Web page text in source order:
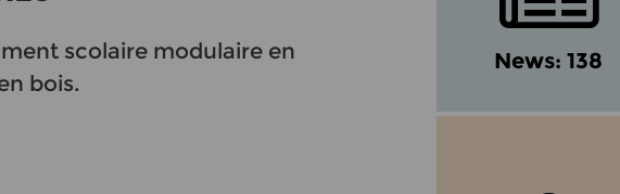
scolaire modulaire en
bois.
News: 138